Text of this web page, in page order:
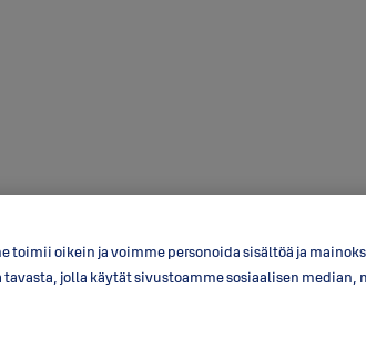
toimii oikein ja voimme personoida sisältöä ja
jolla käytät sivustoamme sosiaalisen